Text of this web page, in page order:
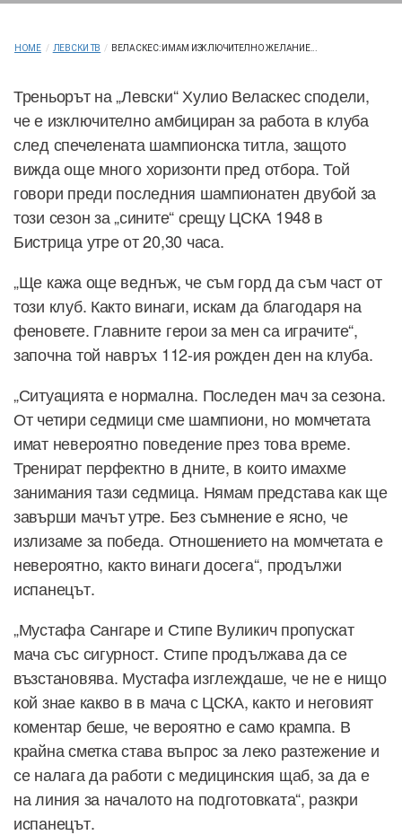
HOME / ЛЕВСКИ ТВ / ВЕЛАСКЕС: ИМАМ ИЗКЛЮЧИТЕЛНО ЖЕЛАНИЕ...
Треньорът на „Левски“ Хулио Веласкес сподели,
че е изключително амбициран за работа в клуба
след спечелената шампионска титла, защото
вижда още много хоризонти пред отбора. Той
говори преди последния шампионатен двубой за
този сезон за „сините“ срещу ЦСКА 1948 в
Бистрица утре от 20,30 часа.
„Ще кажа още веднъж, че съм горд да съм част от
този клуб. Както винаги, искам да благодаря на
феновете. Главните герои за мен са играчите“,
започна той навръх 112-ия рожден ден на клуба.
„Ситуацията е нормална. Последен мач за сезона.
От четири седмици сме шампиони, но момчетата
имат невероятно поведение през това време.
Тренират перфектно в дните, в които имахме
занимания тази седмица. Нямам представа как ще
завърши мачът утре. Без съмнение е ясно, че
излизаме за победа. Отношението на момчетата е
невероятно, както винаги досега“, продължи
испанецът.
„Мустафа Сангаре и Стипе Вуликич пропускат
мача със сигурност. Стипе продължава да се
възстановява. Мустафа изглеждаше, че не е нищо
кой знае какво в в мача с ЦСКА, както и неговият
коментар беше, че вероятно е само крампа. В
крайна сметка става въпрос за леко разтежение и
се налага да работи с медицинския щаб, за да е
на линия за началото на подготовката“, разкри
испанецът.